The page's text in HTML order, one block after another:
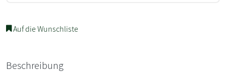
Auf die Wunschliste
Beschreibung